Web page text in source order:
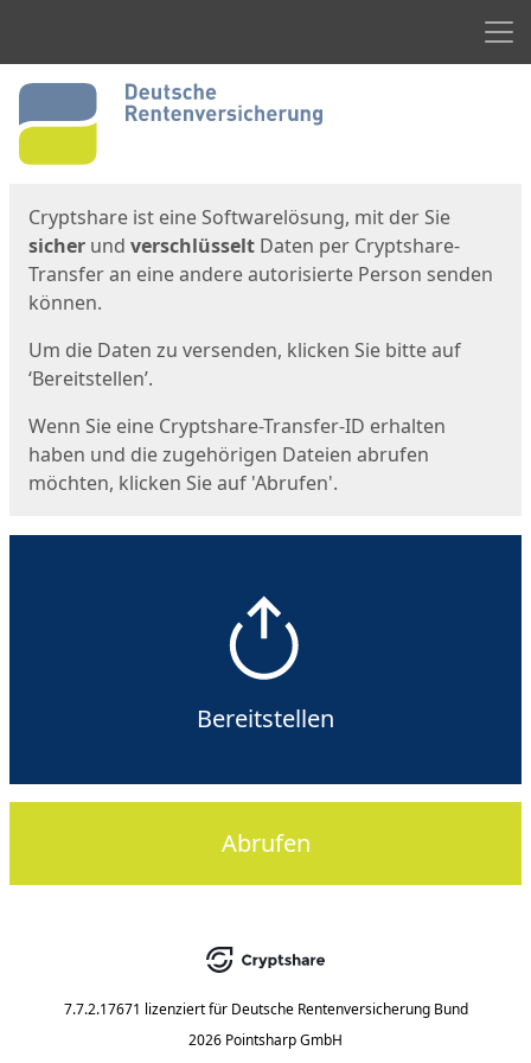
Start
Cryptshare ist eine Softwarelösung, mit der Sie
sicher und verschlüsselt Daten per Cryptshare-
Transfer an eine andere autorisierte Person senden
können.
Um die Daten zu versenden, klicken Sie bitte auf
‘Bereitstellen’.
Wenn Sie eine Cryptshare-Transfer-ID erhalten
haben und die zugehörigen Dateien abrufen
möchten, klicken Sie auf 'Abrufen'.
Bereitstellen
Abrufen
7.7.2.17671 lizenziert für Deutsche Rentenversicherung Bund
2026 Pointsharp GmbH